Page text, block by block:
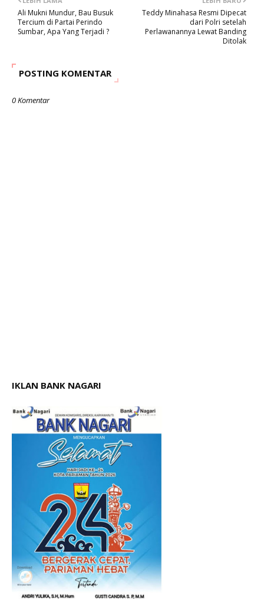
Teddy Minahasa Resmi Dipecat
dari Polri setelah
Perlawanannya Lewat Banding
Ditolak
Ali Mukni Mundur, Bau Busuk
Tercium di Partai Perindo
Sumbar, Apa Yang Terjadi ?
POSTING KOMENTAR
0 Komentar
IKLAN BANK NAGARI